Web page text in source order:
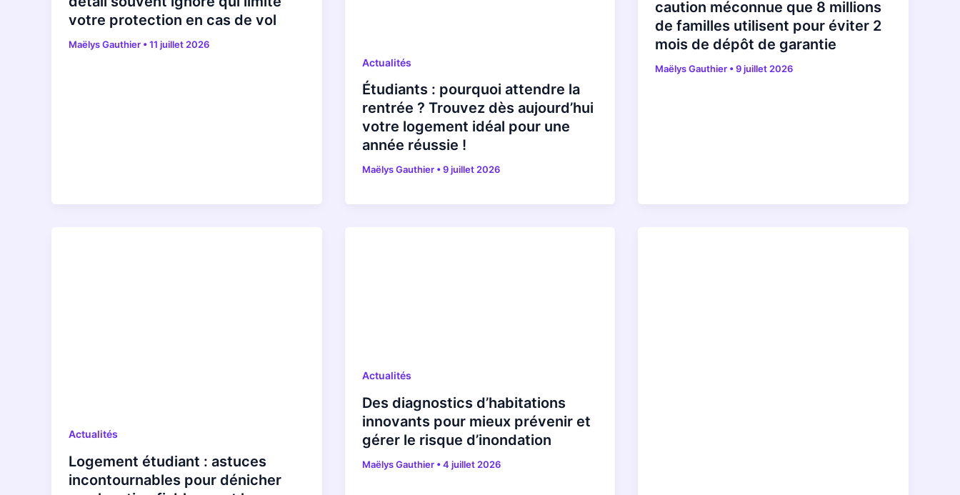
votre protection en cas de vol
Maëlys Gauthier •11 juillet 2026
Actualités
Étudiants : pourquoi attendre la
rentrée ? Trouvez dès aujourd’hui
votre logement idéal pour une
année réussie !
Maëlys Gauthier •9 juillet 2026
caution méconnue que 8 millions
de familles utilisent pour éviter 2
mois de dépôt de garantie
Maëlys Gauthier •9 juillet 2026
Actualités
Logement étudiant : astuces
incontournables pour dénicher
Actualités
Des diagnostics d’habitations
innovants pour mieux prévenir et
gérer le risque d’inondation
Maëlys Gauthier •4 juillet 2026